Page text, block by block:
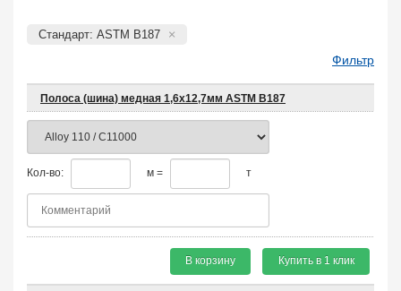
Стандарт: ASTM B187
Фильтр
Полоса (шина) медная 1,6х12,7мм ASTM B187
Кол-во: м = т
В корзину Купить в 1 клик